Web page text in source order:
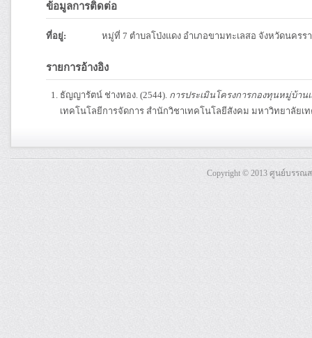
ข้อมูลการติดต่อ
ที่อยู่: หมู่ที่ 7 ตำบลโป่งแดง อำเภอขามทะเลสอ จังหวัดนครร
รายการอ้างอิง
ธัญญารัตน์ ช่างทอง. (2544). การประเมินโครงการกองทุนหมู่บ้า
เทคโนโลยีการจัดการ สำนักวิชาเทคโนโลยีสังคม มหาวิทยาลัยเ
Copyright © 2013 ศูนย์บรร